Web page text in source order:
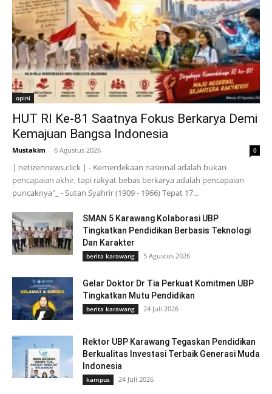
opini
HUT RI Ke-81 Saatnya Fokus Berkarya Demi
Kemajuan Bangsa Indonesia
Mustakim - 6 Agustus 2026 0
| netizennews.click | - Kemerdekaan nasional adalah bukan
pencapaian akhir, tapi rakyat bebas berkarya adalah pencapaian
puncaknya"_ - Sutan Syahrir (1909 - 1966) Tepat 17...
SMAN 5 Karawang Kolaborasi UBP
Tingkatkan Pendidikan Berbasis Teknologi
Dan Karakter
berita karawang 5 Agustus 2026
Gelar Doktor Dr Tia Perkuat Komitmen UBP
Tingkatkan Mutu Pendidikan
berita karawang 24 Juli 2026
Rektor UBP Karawang Tegaskan Pendidikan
Berkualitas Investasi Terbaik Generasi Muda
Indonesia
kampus 24 Juli 2026